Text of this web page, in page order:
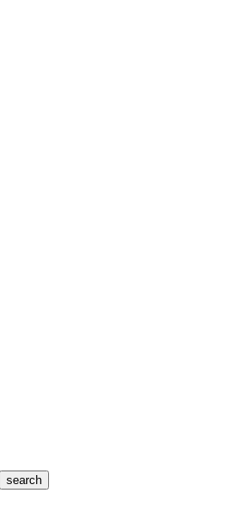
search